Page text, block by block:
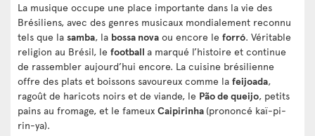
La musique occupe une place importante dans la vie des
Brésiliens, avec des genres musicaux mondialement reconnu
tels que la samba, la bossa nova ou encore le forró. Véritable
religion au Brésil, le football a marqué l’histoire et continue
de rassembler aujourd’hui encore. La cuisine brésilienne
offre des plats et boissons savoureux comme la feijoada,
ragoût de haricots noirs et de viande, le Pão de queijo, petits
pains au fromage, et le fameux Caipirinha (prononcé kaï-pi-
rin-ya).